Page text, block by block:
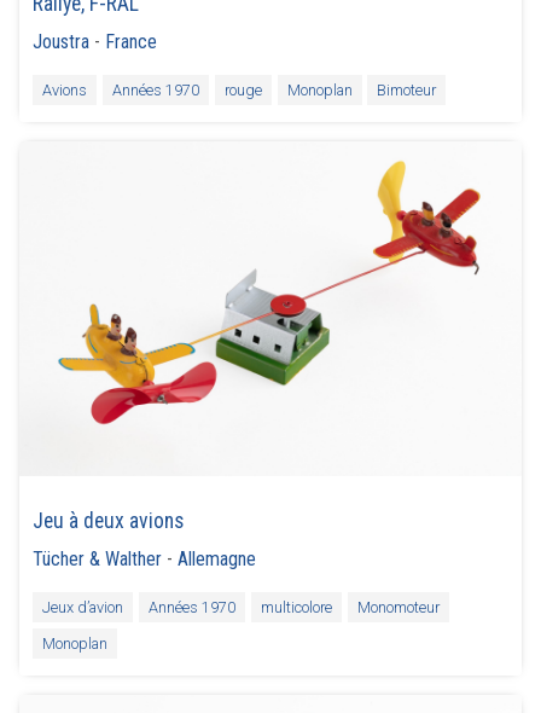
Joustra - France
Avions Années 1970 rouge Monoplan Bimoteur
Jeu à deux avions
Tücher & Walther -Allemagne
Jeux d’avion Années 1970 multicolore
Monomoteur
Monoplan